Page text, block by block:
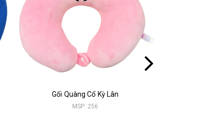
Gối Quàng Cổ Kỳ Lân
MSP: 256